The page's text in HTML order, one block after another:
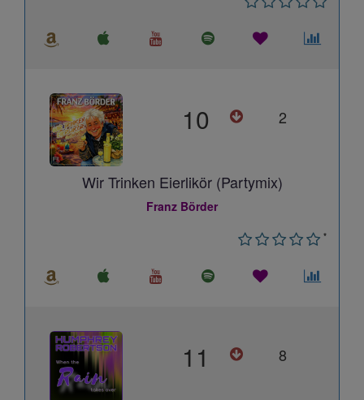
10 2
Wir Trinken Eierlikör (Partymix)
Franz Börder
*
11 8